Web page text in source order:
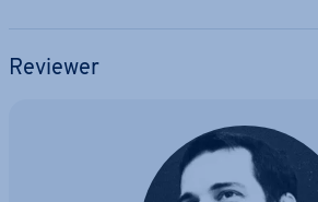
Reviewer